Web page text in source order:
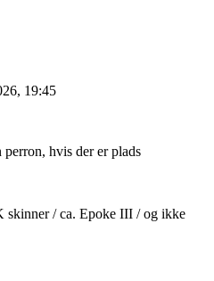
19:45
hvis der er plads
/ ca. Epoke III / og ikke